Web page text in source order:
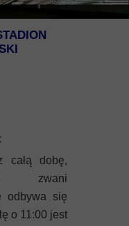
całą dobę,
zwani
odbywa się
o 11:00 jest